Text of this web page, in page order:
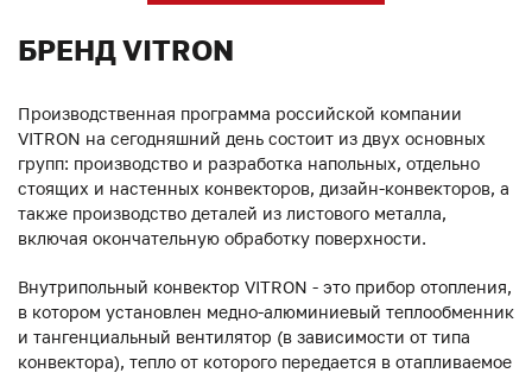
БРЕНД VITRON
Производственная программа российской компании
VITRON на сегодняшний день состоит из двух основных
групп: производство и разработка напольных, отдельно
стоящих и настенных конвекторов, дизайн-конвекторов, а
также производство деталей из листового металла,
включая окончательную обработку поверхности.
Внутрипольный конвектор VITRON - это прибор отопления,
в котором установлен медно-алюминиевый теплообменник
и тангенциальный вентилятор (в зависимости от типа
конвектора), тепло от которого передается в отапливаемое